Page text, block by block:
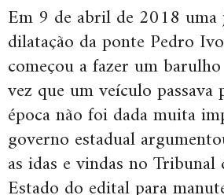
Em 9 de abril de 2018 uma
dilatação da ponte Pedro
começou a fazer um
vez que um veículo
época não foi dada muita
governo estadual
as idas e vindas no